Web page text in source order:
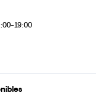
19:00